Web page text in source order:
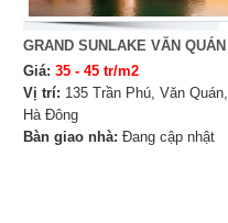
GRAND SUNLAKE VĂN QUÁN
Giá: 35 - 45 tr/m2
Vị trí: 135 Trần Phú, Văn Quán,
Hà Đông
Bàn giao nhà: Đang cập nhật